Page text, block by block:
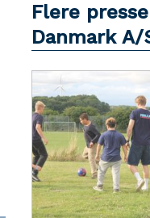
Flere
Danmark A/